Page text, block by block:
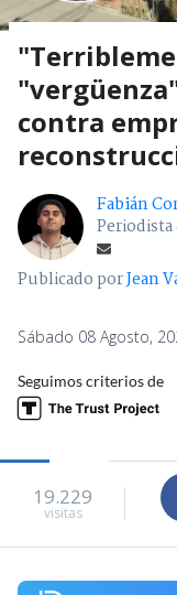
contra
Fabián
Periodista
Publicado porJean
Sábado 08 Agosto,
Seguimos criterios de
19.229
visitas